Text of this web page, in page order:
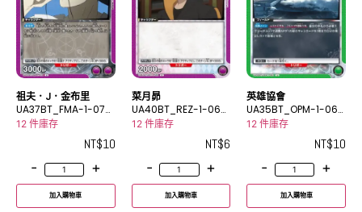
祖夫．J．金布里
UA37BT_FMA-1-072
U
12 件庫存
NT$10
-
+
加入購物車
菜月昴
UA40BT_REZ-1-068
C
12 件庫存
NT$6
-
+
加入購物車
英雄協會
UA35BT_OPM-1-063
U
12 件庫存
NT$10
-
+
加入購物車